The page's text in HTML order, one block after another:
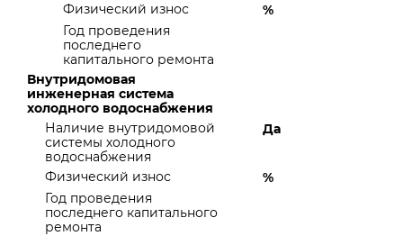
Физический износ
%
Год проведения
последнего
капитального ремонта
Внутридомовая
инженерная система
холодного водоснабжения
Наличие внутридомовой
системы холодного
водоснабжения
Да
Физический износ
%
Год проведения
последнего капитального
ремонта